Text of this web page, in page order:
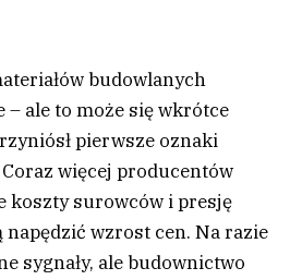
budowlanych
– ale to może się wkrótce
pierwsze oznaki
więcej producentów
koszty surowców i presję
napędzić wzrost cen. Na razie
sygnały, ale budownictwo